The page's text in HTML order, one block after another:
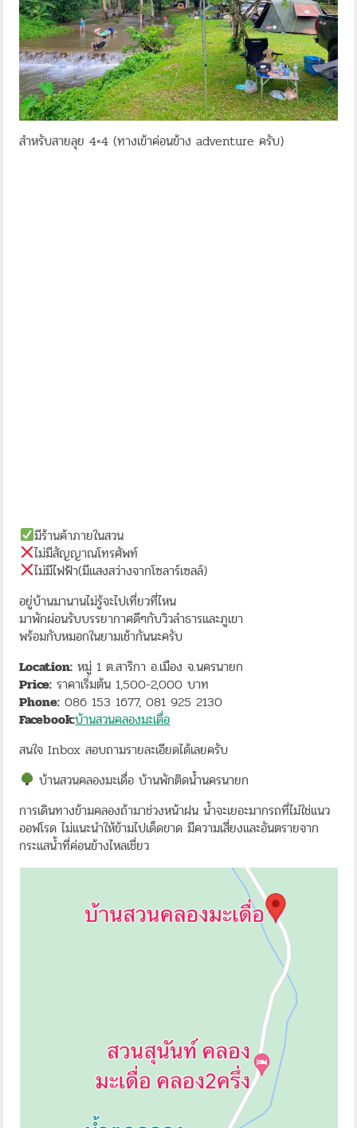
สำหรับสายลุย 4×4 (ทางเข้าค่อนข้าง adventure ครับ)
มีร้านค้าภายในสวน
ไม่มีสัญญาณโทรศัพท์
ไม่มีไฟฟ้า(มีแสงสว่างจากโซลาร์เซลล์)
อยู่บ้านมานานไม่รู้จะไปเที่ยวที่ไหน
มาพักผ่อนรับบรรยากาศดีๆกับวิวลำธารและภูเขา
พร้อมกับหมอกในยามเช้ากันนะครับ
Location: หมู่ 1 ต.สาริกา อ.เมือง จ.นครนายก
Price: ราคาเริ่มต้น 1,500-2,000 บาท
Phone: 086 153 1677, 081 925 2130
Facebook:บ้านสวนคลองมะเดื่อ
สนใจ Inbox สอบถามรายละเอียดได้เลยครับ
บ้านสวนคลองมะเดื่อ บ้านพักติดน้ำนครนายก
การเดินทางข้ามคลองถ้ามาช่วงหน้าฝน น้ำจะเยอะมากรถที่ไม่ใช่แนว
ออฟโรด ไม่แนะนำให้ข้ามไปเด็ดขาด มีความเสี่ยงและอันตรายจาก
กระแสน้ำที่ค่อนข้างไหลเชี่ยว